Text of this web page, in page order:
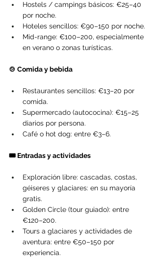
Hostels / campings básicos: €25–40
por noche.
Hoteles sencillos: €90–150 por noche.
Mid-range: €100–200, especialmente
en verano o zonas turísticas.
🍲 Comida y bebida
Restaurantes sencillos: €13–20 por
comida.
Supermercado (autococina): €15–25
diarios por persona.
Café o hot dog: entre €3–6.
🎟️ Entradas y actividades
Exploración libre: cascadas, costas,
géiseres y glaciares: en su mayoría
gratis.
Golden Circle (tour guiado): entre
€120–200.
Tours a glaciares y actividades de
aventura: entre €50–150 por
experiencia.